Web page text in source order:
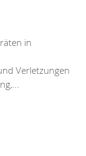
in
Verletzungen